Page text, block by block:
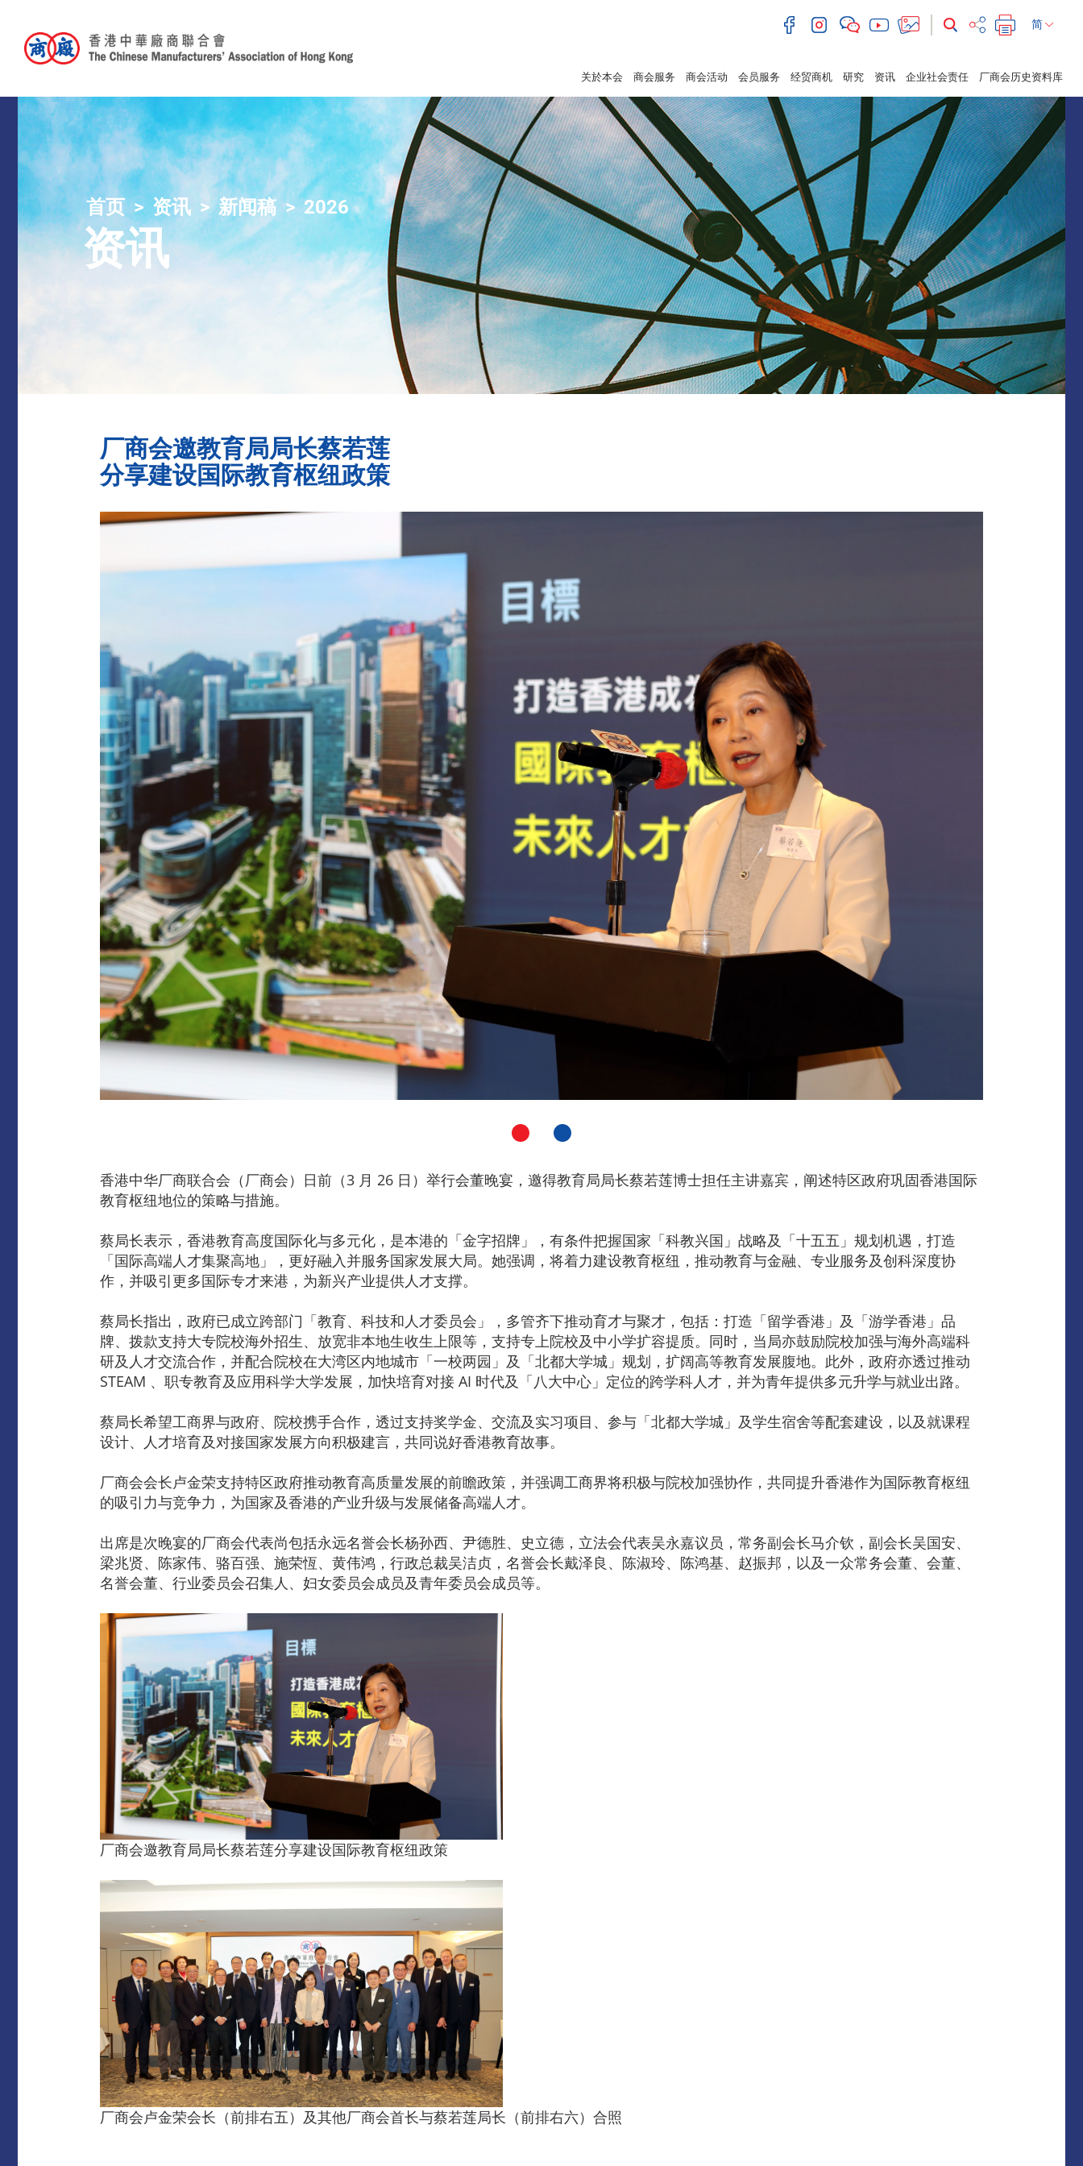
简
关於本会 商会服务 商会活动 会员服务 经贸商机 研究 资讯 企业社会责任 厂商会历史资料库
首页 资讯 新闻稿 2026
资讯
厂商会邀教育局局长蔡若莲
分享建设国际教育枢纽政策
香港中华厂商联合会（厂商会）日前（3 月 26 日）举行会董晚宴，邀得教育局局长蔡若莲博士担任主讲嘉宾，阐述特区政府巩固香港国际
教育枢纽地位的策略与措施。
蔡局长表示，香港教育高度国际化与多元化，是本港的「金字招牌」，有条件把握国家「科教兴国」战略及「十五五」规划机遇，打造
「国际高端人才集聚高地」，更好融入并服务国家发展大局。她强调，将着力建设教育枢纽，推动教育与金融、专业服务及创科深度协
作，并吸引更多国际专才来港，为新兴产业提供人才支撑。
蔡局长指出，政府已成立跨部门「教育、科技和人才委员会」，多管齐下推动育才与聚才，包括：打造「留学香港」及「游学香港」品
牌、拨款支持大专院校海外招生、放宽非本地生收生上限等，支持专上院校及中小学扩容提质。同时，当局亦鼓励院校加强与海外高端科
研及人才交流合作，并配合院校在大湾区内地城市「一校两园」及「北都大学城」规划，扩阔高等教育发展腹地。此外，政府亦透过推动
STEAM 、职专教育及应用科学大学发展，加快培育对接 AI 时代及「八大中心」定位的跨学科人才，并为青年提供多元升学与就业出路。
蔡局长希望工商界与政府、院校携手合作，透过支持奖学金、交流及实习项目、参与「北都大学城」及学生宿舍等配套建设，以及就课程
设计、人才培育及对接国家发展方向积极建言，共同说好香港教育故事。
厂商会会长卢金荣支持特区政府推动教育高质量发展的前瞻政策，并强调工商界将积极与院校加强协作，共同提升香港作为国际教育枢纽
的吸引力与竞争力，为国家及香港的产业升级与发展储备高端人才。
出席是次晚宴的厂商会代表尚包括永远名誉会长杨孙西、尹德胜、史立德，立法会代表吴永嘉议员，常务副会长马介钦，副会长吴国安、
梁兆贤、陈家伟、骆百强、施荣恆、黄伟鸿，行政总裁吴洁贞，名誉会长戴泽良、陈淑玲、陈鸿基、赵振邦，以及一众常务会董、会董、
名誉会董、行业委员会召集人、妇女委员会成员及青年委员会成员等。
厂商会邀教育局局长蔡若莲分享建设国际教育枢纽政策
厂商会卢金荣会长（前排右五）及其他厂商会首长与蔡若莲局长（前排右六）合照